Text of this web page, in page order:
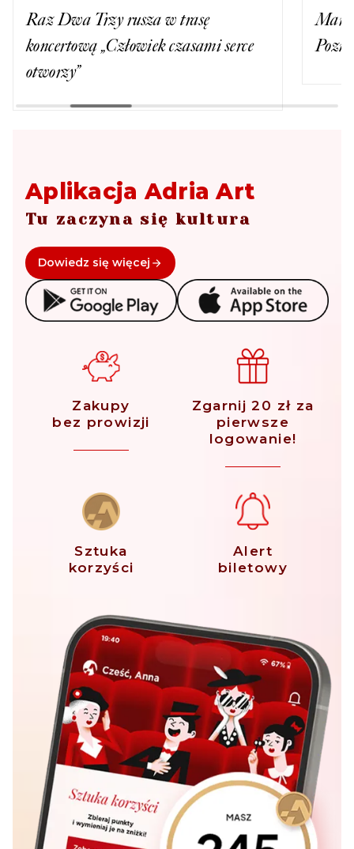
Marta Wierzbicka kończy 30 lat.
Poznaj jej biografię!
Jerzy
kina
Tu zaczyna się kultura
Zakupy
Zgarnij 20 zł za
pierwsze
logowanie!
Sztuka
Alert